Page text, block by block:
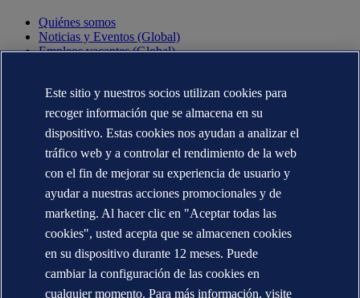
Quiénes somos
Noticias y Eventos (Global)
Empleos vacantes (Global)
CONTÁCTENOS
Contacte con nosotros
Dónde estamos
Media contacts (Global)
Veracity.com
Declaración de privacidad
Términos de uso
Copyright © DNV AS 2025
Información de las cookies
Este sitio y nuestros socios utilizan cookies para
recoger información que se almacena en su
dispositivo. Estas cookies nos ayudan a analizar el
tráfico web y a controlar el rendimiento de la web
con el fin de mejorar su experiencia de usuario y
ayudar a nuestras acciones promocionales y de
marketing. Al hacer clic en "Aceptar todas las
cookies", usted acepta que se almacenen cookies
en su dispositivo durante 12 meses. Puede
cambiar la configuración de las cookies en
cualquier momento. Para más información, visite